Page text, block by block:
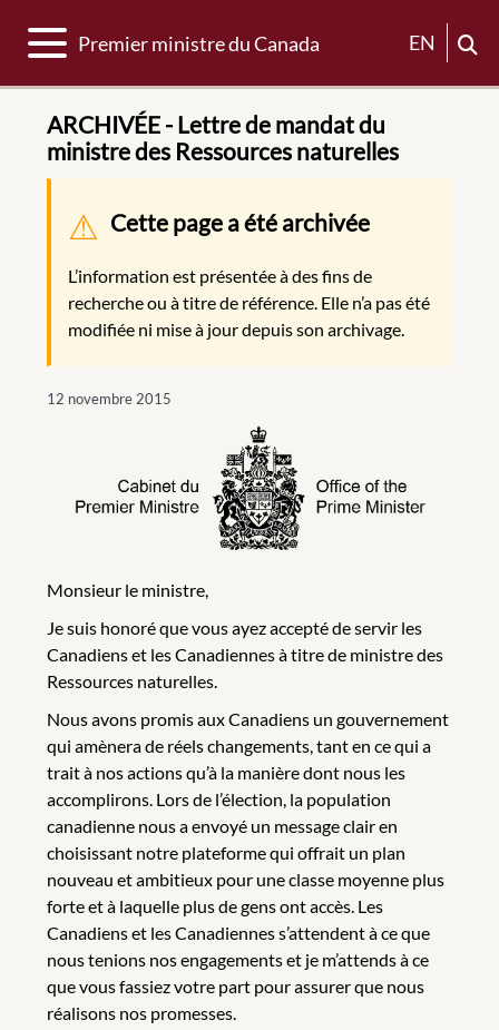
Basculer la navigation
Premier ministre du Canada EN
ARCHIVÉE - Lettre de mandat du
ministre des Ressources naturelles
Message d'avertissement
Cette page a été archivée
L’information est présentée à des fins de
recherche ou à titre de référence. Elle n’a pas été
modifiée ni mise à jour depuis son archivage.
12 novembre 2015
Monsieur le ministre,
Je suis honoré que vous ayez accepté de servir les
Canadiens et les Canadiennes à titre de ministre des
Ressources naturelles.
Nous avons promis aux Canadiens un gouvernement
qui amènera de réels changements, tant en ce qui a
trait à nos actions qu’à la manière dont nous les
accomplirons. Lors de l’élection, la population
canadienne nous a envoyé un message clair en
choisissant notre plateforme qui offrait un plan
nouveau et ambitieux pour une classe moyenne plus
forte et à laquelle plus de gens ont accès. Les
Canadiens et les Canadiennes s’attendent à ce que
nous tenions nos engagements et je m’attends à ce
que vous fassiez votre part pour assurer que nous
réalisons nos promesses.